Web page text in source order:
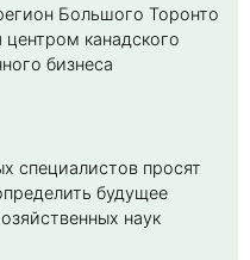
Большого Торонто
центром канадского
бизнеса
специалистов просят
будущее
наук